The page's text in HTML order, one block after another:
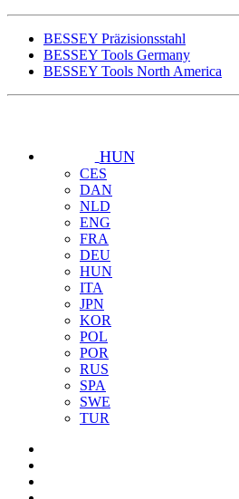
BESSEY Präzisionsstahl
BESSEY Tools Germany
BESSEY Tools North America
HUN
CES
DAN
NLD
ENG
FRA
DEU
HUN
ITA
JPN
KOR
POL
POR
RUS
SPA
SWE
TUR